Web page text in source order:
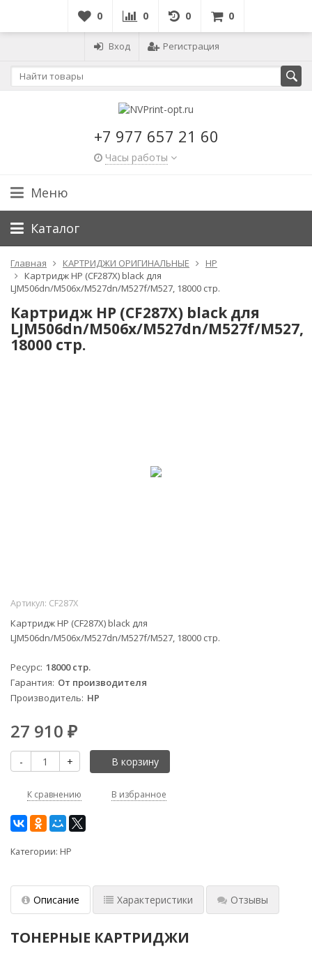
0 0 0 0
Вход Регистрация
+7 977 657 21 60
Часы работы
Меню
Каталог
Главная КАРТРИДЖИ ОРИГИНАЛЬНЫЕ
HP
Картридж HP (CF287X) black для
LJM506dn/M506x/M527dn/M527f/M527, 18000 стр.
Картридж HP (CF287X) black для
LJM506dn/M506x/M527dn/M527f/M527,
18000 стр.
Артикул: CF287X
Картридж HP (CF287X) black для
LJM506dn/M506x/M527dn/M527f/M527, 18000 стр.
Ресурс 18000 стр.
Гарантия От производителя
Производитель HP
27 910 ₽
- + В корзину
К сравнению В избранное
Категории: HP
Описание Характеристики Отзывы
ТОНЕРНЫЕ КАРТРИДЖИ